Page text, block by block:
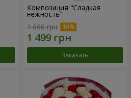
Композиция "Сладкая
нежность"
1 666 грн
Заказать